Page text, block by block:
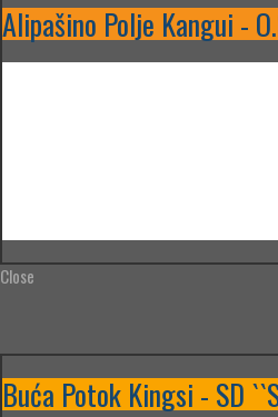
Alipašino Polje Kangui -
Close
Buća Potok Kingsi - SD